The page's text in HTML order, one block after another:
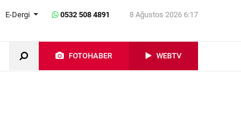
E-Dergi 0532 508 4891 8 Ağustos 2026 6:17
FOTOHABER WEBTV